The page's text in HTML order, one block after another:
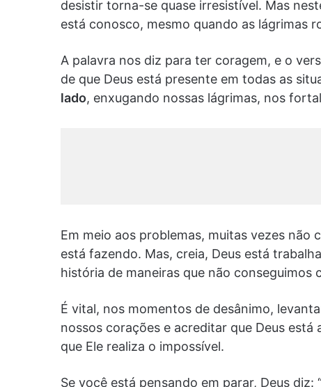
desistir torna-se quase irresistível. Mas
está conosco, mesmo quando as lágrimas
A palavra nos diz para ter coragem, e o
de que Deus está presente em todas as
lado, enxugando nossas lágrimas, nos
Em meio aos problemas, muitas vezes não
está fazendo. Mas, creia, Deus está
história de maneiras que não conseguimos
É vital, nos momentos de desânimo,
nossos corações e acreditar que Deus
que Ele realiza o impossível.
Se você está pensando em parar, Deus